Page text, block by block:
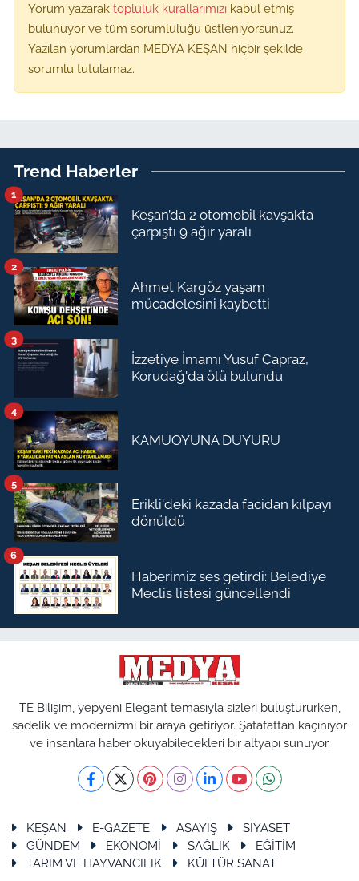
Yorum yazarak topluluk kurallarımızı kabul etmiş
bulunuyor ve tüm sorumluluğu üstleniyorsunuz.
Yazılan yorumlardan MEDYA KEŞAN hiçbir şekilde
sorumlu tutulamaz.
Trend Haberler
Keşan’da 2 otomobil kavşakta
çarpıştı 9 ağır yaralı
1
Ahmet Kargöz yaşam
mücadelesini kaybetti
2
İzzetiye İmamı Yusuf Çapraz,
Korudağ'da ölü bulundu
3
KAMUOYUNA DUYURU
4
Erikli'deki kazada facidan kılpayı
dönüldü
5
Haberimiz ses getirdi: Belediye
Meclis listesi güncellendi
6
TE Bilişim, yepyeni Elegant temasıyla sizleri buluştururken,
sadelik ve modernizmi bir araya getiriyor. Şatafattan kaçınıyor
ve insanlara haber okuyabilecekleri bir altyapı sunuyor.
KEŞAN E-GAZETE ASAYİŞ
SİYASET
GÜNDEM
EKONOMİ SAĞLIK
EĞİTİM
TARIM VE HAYVANCILIK
KÜLTÜR SANAT